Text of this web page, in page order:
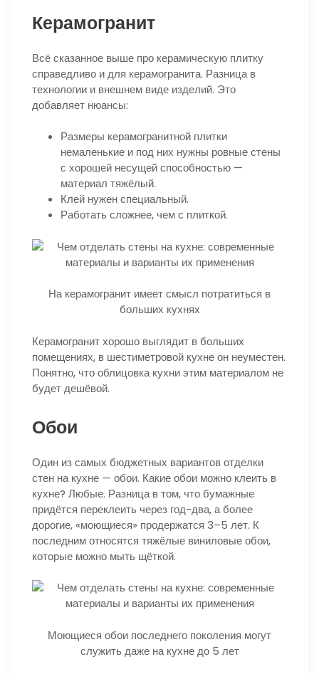
Керамогранит
Всё сказанное выше про керамическую плитку
справедливо и для керамогранита. Разница в
технологии и внешнем виде изделий. Это
добавляет нюансы:
Размеры керамогранитной плитки
немаленькие и под них нужны ровные стены
с хорошей несущей способностью —
материал тяжёлый.
Клей нужен специальный.
Работать сложнее, чем с плиткой.
На керамогранит имеет смысл потратиться в
больших кухнях
Керамогранит хорошо выглядит в больших
помещениях, в шестиметровой кухне он неуместен.
Понятно, что облицовка кухни этим материалом не
будет дешёвой.
Обои
Один из самых бюджетных вариантов отделки
стен на кухне — обои. Какие обои можно клеить в
кухне? Любые. Разница в том, что бумажные
придётся переклеить через год-два, а более
дорогие, «моющиеся» продержатся 3–5 лет. К
последним относятся тяжёлые виниловые обои,
которые можно мыть щёткой.
Моющиеся обои последнего поколения могут
служить даже на кухне до 5 лет